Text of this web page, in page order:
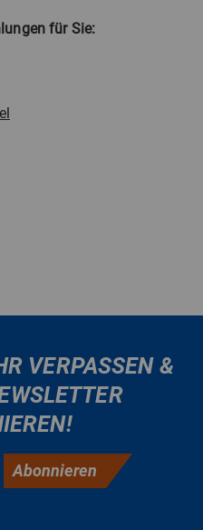
für Sie:
VERPASSEN &
Abonnieren